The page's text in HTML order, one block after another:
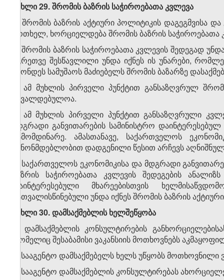
მუხლი 29. შრომის ბაზრის საჭიროებათა კვლევა
1. შრომის ბაზრის აქტიური პოლიტიკის დაგეგმვისა
ერთხელ, ხორციელდება შრომის ბაზრის საჭიროებათა
2. შრომის ბაზრის საჭიროებათა კვლევის შედეგად
აგრეთვე შესწავლილი უნდა იქნეს ის უნარები,
ჰქონდეს სამუშაოს მაძიებელს შრომის ბაზარზე
3. ამ მუხლის პირველი პუნქტით განსაზღვრულ
სავალდებულოა.
4. ამ მუხლის პირველი პუნქტით განსაზღვრული
მდგრადი განვითარების სამინისტრო
გამომდინარე. ამასთანავე, საქართველოს
კანონმდებლობით დადგენილი წესით არჩევს
5. საქართველოს ეკონომიკისა და მდგრადი
ბაზრის საჭიროებათა კვლევის შედეგების
დაინტერესებული მხარეებისთვის
გათვალისწინებული უნდა იქნეს შრომის ბაზრის
მუხლი 30. დამსაქმებლის ხელშეწყობა
1. დამსაქმებლის კონსულტირების
რომელიც შესაბამისი ვაკანსიის მოთხოვნებს
2. სააგენტო დამსაქმებელს ხელს უწყობს მოთხოვნილი
3. სააგენტო დამსაქმებლის კონსულტირებას